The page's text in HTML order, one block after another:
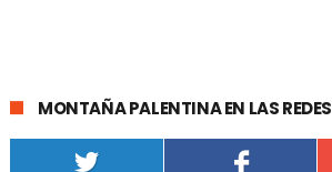
MONTAÑA PALENTINA EN LAS REDES